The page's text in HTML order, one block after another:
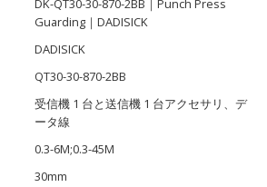
DK-QT30-30-870-2BB｜Punch Press
Guarding｜DADISICK
DADISICK
QT30-30-870-2BB
受信機 1 台と送信機 1 台アクセサリ、デ
ータ線
0.3-6M;0.3-45M
30mm